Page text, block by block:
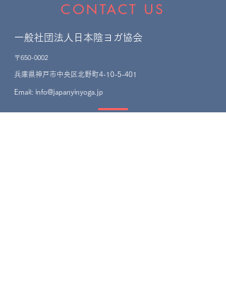
CONTACT US
一般社団法人日本陰ヨガ協会
〒650-0002
​兵庫県神戸市中央区北野町4-10-5-401
Email: info@japanyinyoga.jp